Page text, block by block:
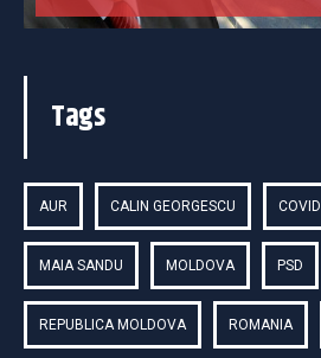
Tags
AUR CALIN GEORGESCU COVID
MAIA SANDU MOLDOVA PSD
REPUBLICA MOLDOVA ROMANIA